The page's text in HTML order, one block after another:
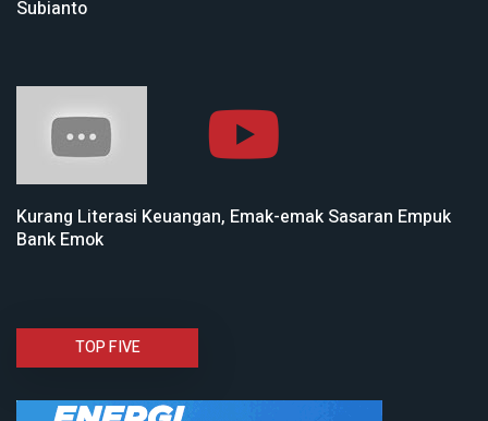
Subianto
Kurang Literasi Keuangan, Emak-emak Sasaran Empuk
Bank Emok
TOP FIVE